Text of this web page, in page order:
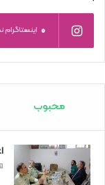
0
محبوب
📅 17